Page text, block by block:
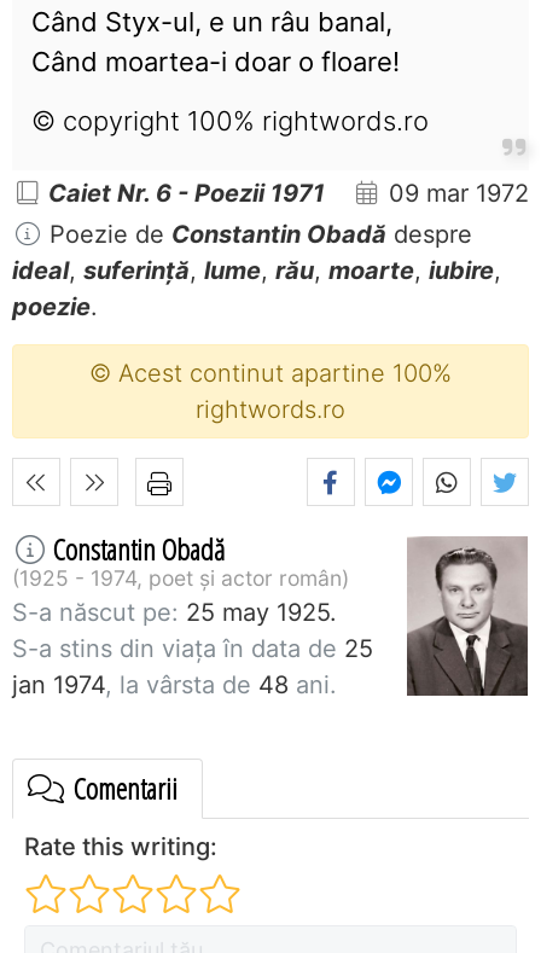
Când Styx-ul, e un râu banal,
Când moartea-i doar o floare!
© copyright 100% rightwords.ro
Caiet Nr. 6 - Poezii 1971
09 mar 1972
Poezie de Constantin Obadă despre
ideal, suferință, lume, rău, moarte, iubire,
poezie.
© Acest continut apartine 100%
rightwords.ro
Constantin Obadă
1925 - 1974, poet și actor român
S-a născut pe: 25 may 1925.
S-a stins din viaţa în data de 25
jan 1974, la vârsta de 48 ani.
Comentarii
Rate this writing: